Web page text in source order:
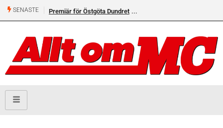
SENASTE Premiär för Östgöta Dundret